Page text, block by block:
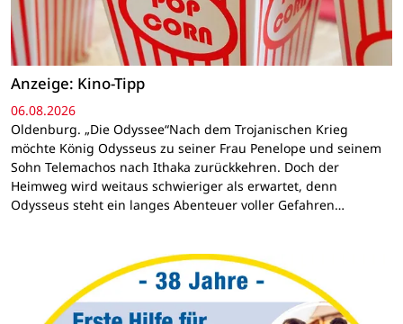
Anzeige: Kino-Tipp
06.08.2026
Oldenburg. „Die Odyssee“Nach dem Trojanischen Krieg
möchte König Odysseus zu seiner Frau Penelope und seinem
Sohn Telemachos nach Ithaka zurückkehren. Doch der
Heimweg wird weitaus schwieriger als erwartet, denn
Odysseus steht ein langes Abenteuer voller Gefahren…